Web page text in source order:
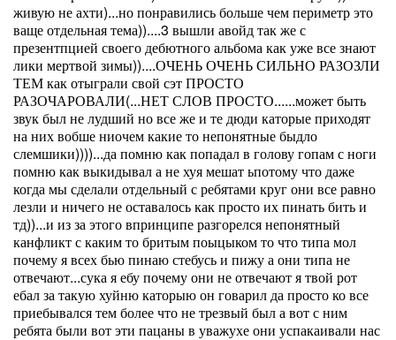
живую не ахти)...но понравились больше чем периметр это
ваще отдельная тема))....3 вышли авойд так же с
презентпцией своего дебютного альбома как уже все знают
лики мертвой зимы))....ОЧЕНЬ ОЧЕНЬ СИЛЬНО РАЗОЗЛИ
ТЕМ как отыграли свой сэт ПРОСТО
РАЗОЧАРОВАЛИ(...НЕТ СЛОВ ПРОСТО......может быть
звук был не лудший но все же и те дюди каторые приходят
на них вобше ниочем какие то непонятные быдло
слемшики))))...да помню как попадал в голову гопам с ноги
помню как выкидывал а не хуя мешат ьпотому что даже
когда мы сделали отдельный с ребятами круг они все равно
лезли и ничего не оставалось как просто их пинать бить и
тд))...и из за этого впринципе разгорелся непонятный
канфликт с каким то бритым поыцыком то что типа мол
почему я всех бью пинаю стебусь и пижу а они типа не
отвечают...сука я ебу почему они не отвечают я твой рот
ебал за такую хуйню каторыю он говарил да просто ко все
приебывался тем более что не трезвый был а вот с ним
ребята были вот эти пацаны в уважухе они успакаивали нас